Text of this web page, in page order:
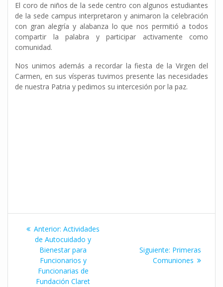
El coro de niños de la sede centro con algunos estudiantes
de la sede campus interpretaron y animaron la celebración
con gran alegría y alabanza lo que nos permitió a todos
compartir la palabra y participar activamente como
comunidad.
Nos unimos además a recordar la fiesta de la Virgen del
Carmen, en sus vísperas tuvimos presente las necesidades
de nuestra Patria y pedimos su intercesión por la paz.
Navegación
entradas
Anterior: Entrada
anterior:
Actividades
de Autocuidado y
Bienestar para
Funcionarios y
Funcionarias de
Fundación Claret
Siguiente: Siguiente
entrada:
Primeras
Comuniones